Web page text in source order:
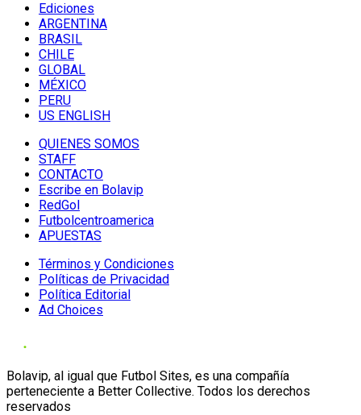
Ediciones
ARGENTINA
BRASIL
CHILE
GLOBAL
MÉXICO
PERU
US ENGLISH
QUIENES SOMOS
STAFF
CONTACTO
Escribe en Bolavip
RedGol
Futbolcentroamerica
APUESTAS
Términos y Condiciones
Políticas de Privacidad
Política Editorial
Ad Choices
Bolavip, al igual que Futbol Sites, es una compañía
perteneciente a Better Collective. Todos los derechos
reservados